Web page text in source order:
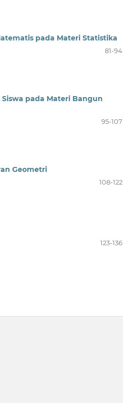
pada Materi Statistika
81-94
pada Materi Bangun
95-107
Geometri
108-122
123-136